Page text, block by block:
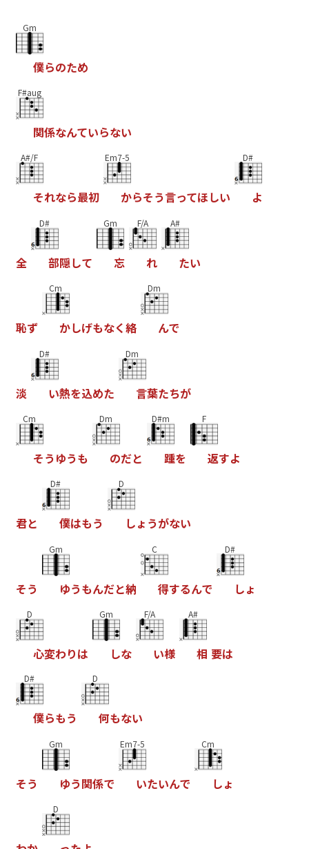
Gm
僕らのため
F#aug
関係なんていらない
A#/F
それなら最初
Em7-5
からそう言ってほしい
D#
よ
全
D#
部隠して
Gm
忘
F/A
れ
A#
たい
恥ず
Cm
かしげもなく絡
Dm
んで
淡
D#
い熱を込めた
Dm
言葉たちが
Cm
そう ゆうも
Dm
のだと
D#m
踵を
F
返すよ
君と
D#
僕はもう
D
しょ うがない
そう
Gm
ゆうもんだと納
C
得するんで
D#
しょ
D
心変わりは
Gm
しな
F/A
い様
A#
相 要は
D#
僕らもう
D
何もない
そう
Gm
ゆう関係で
Em7-5
いたいんで
Cm
しょ
D